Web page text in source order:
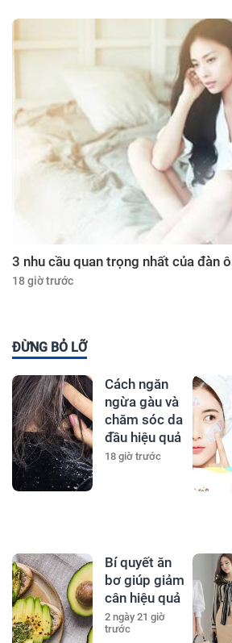
3 nhu cầu quan trọng nhất của đàn
18 giờ trước
ĐỪNG BỎ LỠ
Cách ngăn
ngừa gàu và
chăm sóc da
đầu hiệu quả
18 giờ trước
Bí quyết ăn
bơ giúp giảm
cân hiệu quả
2 ngày 21 giờ
trước